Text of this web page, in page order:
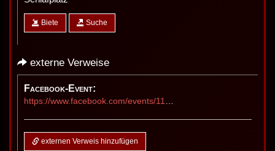
Biete Suche
externe Verweise
Facebook-Event:
https://www.facebook.com/events/1179274453764516/
externen Verweis hinzufügen